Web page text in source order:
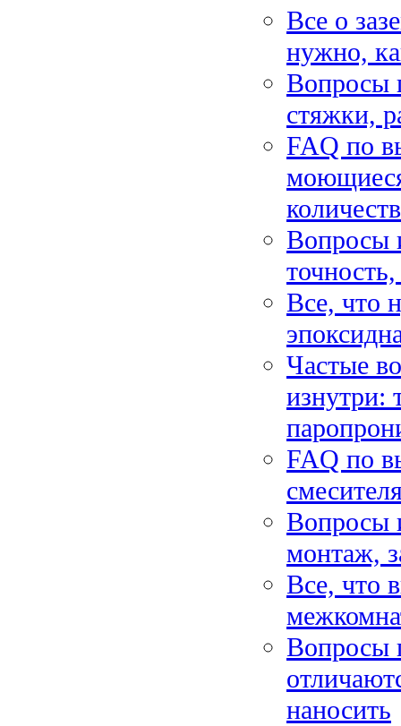
Все о
нужно,
Вопросы
стяжки,
FAQ по
Вопросы
Все, что
Частые
изнутри:
FAQ по
Вопросы
монтаж,
Все, что
Вопросы
наносить